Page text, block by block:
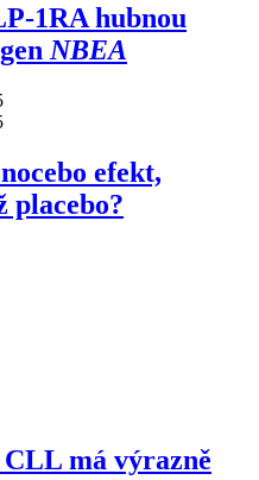
1RA hubnou
NBEA
efekt,
placebo?
má výrazně